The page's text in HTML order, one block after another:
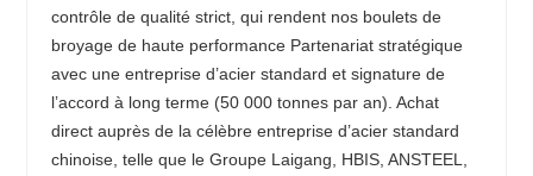
contrôle de qualité strict, qui rendent nos boulets de
broyage de haute performance Partenariat stratégique
avec une entreprise d’acier standard et signature de
l’accord à long terme (50 000 tonnes par an). Achat
direct auprès de la célèbre entreprise d’acier standard
chinoise, telle que le Groupe Laigang, HBIS, ANSTEEL,